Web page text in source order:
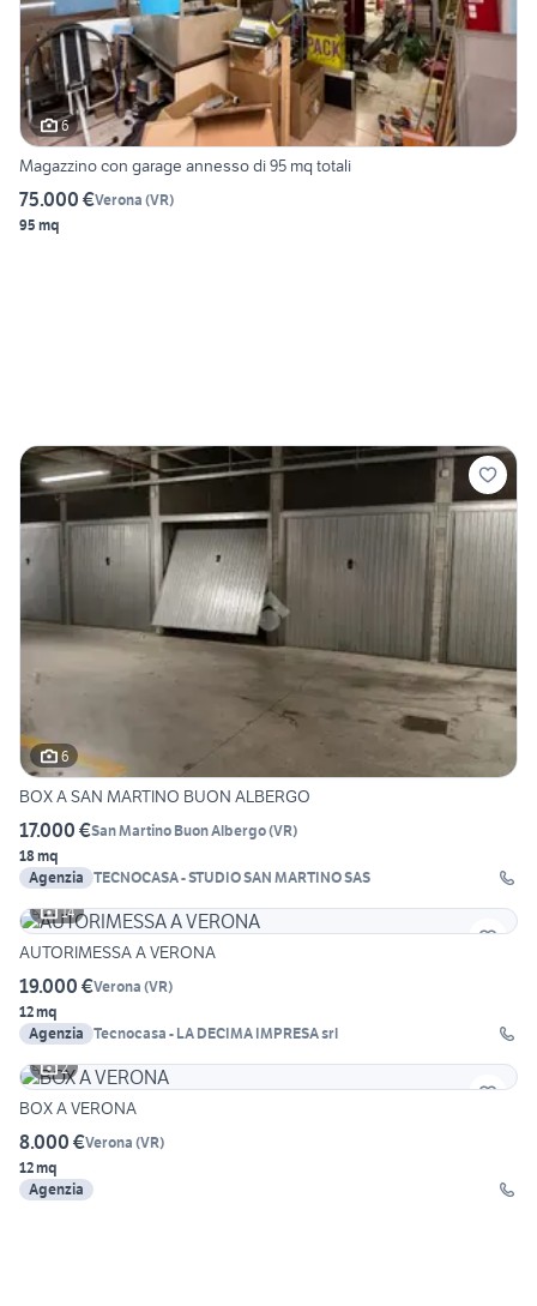
6
Magazzino con garage annesso di 95 mq totali
75.000 €Verona (VR)
95 mq
6
BOX A SAN MARTINO BUON ALBERGO
17.000 €San Martino Buon Albergo(VR)
18 mq
Agenzia
TECNOCASA - STUDIO SAN MARTINO SAS
14
AUTORIMESSA A VERONA
19.000 €Verona (VR)
12 mq
Agenzia Tecnocasa - LA DECIMA IMPRESA srl
2
BOX A VERONA
8.000 €Verona (VR)
12 mq
Agenzia